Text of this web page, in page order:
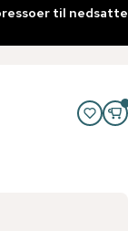
til nedsatte